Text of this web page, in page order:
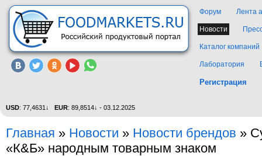
Форум Лента
Новости
Каталог компаний
Лаборатория
Регистрация
USD: 77,4631↓ EUR: 89,8514↓ - 03.12.2025
Главная » Новости » Новости брендов »
«К&Б» народным товарным знаком